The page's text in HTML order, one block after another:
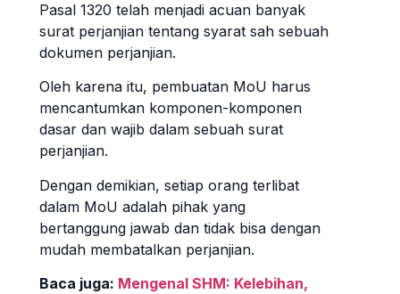
Pasal 1320 telah menjadi acuan banyak
surat perjanjian tentang syarat sah sebuah
dokumen perjanjian.
Oleh karena itu, pembuatan MoU harus
mencantumkan komponen-komponen
dasar dan wajib dalam sebuah surat
perjanjian.
Dengan demikian, setiap orang terlibat
dalam MoU adalah pihak yang
bertanggung jawab dan tidak bisa dengan
mudah membatalkan perjanjian.
Baca juga: Mengenal SHM: Kelebihan,